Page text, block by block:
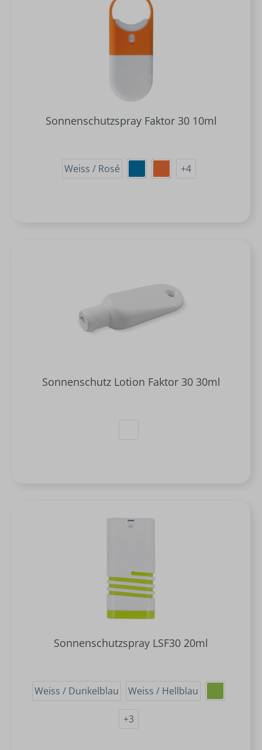
Sonnenschutzspray Faktor 30 10ml
Weiss / Rosé +4
Sonnenschutz Lotion Faktor 30 30ml
Sonnenschutzspray LSF30 20ml
Weiss / Dunkelblau Weiss / Hellblau
+3